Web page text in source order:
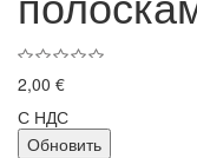
2,00 €
С НДС